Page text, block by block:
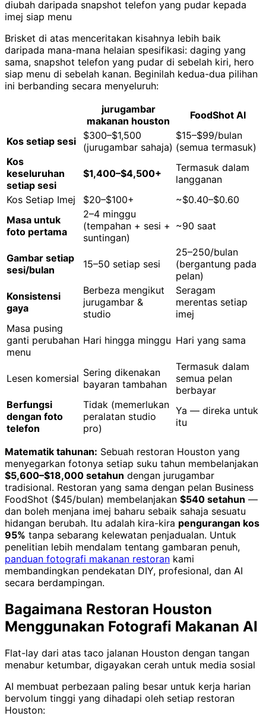
diubah daripada snapshot telefon yang pudar kepada
imej siap menu
Brisket di atas menceritakan kisahnya lebih baik
daripada mana-mana helaian spesifikasi: daging yang
sama, snapshot telefon yang pudar di sebelah kiri, hero
siap menu di sebelah kanan. Beginilah kedua-dua pilihan
ini berbanding secara menyeluruh:
jurugambar
makanan houston
FoodShot AI
Kos setiap sesi
$300–$1,500
(jurugambar sahaja)
$15–$99/bulan
(semua termasuk)
Kos
keseluruhan
setiap sesi
$1,400–$4,500+
Termasuk dalam
langganan
Kos Setiap Imej
$20–$100+
~$0.40–$0.60
Masa untuk
foto pertama
2–4 minggu
(tempahan + sesi +
suntingan)
~90 saat
Gambar setiap
sesi/bulan
15–50 setiap sesi
25–250/bulan
(bergantung pada
pelan)
Konsistensi
gaya
Berbeza mengikut
jurugambar &
studio
Seragam
merentas setiap
imej
Masa pusing
ganti perubahan
menu
Hari hingga minggu Hari yang sama
Lesen komersial Sering dikenakan
bayaran tambahan
Termasuk dalam
semua pelan
berbayar
Berfungsi
dengan foto
telefon
Tidak (memerlukan
peralatan studio
pro)
Ya — direka untuk
itu
Matematik tahunan: Sebuah restoran Houston yang
menyegarkan fotonya setiap suku tahun membelanjakan
$5,600–$18,000 setahun dengan jurugambar
tradisional. Restoran yang sama dengan pelan Business
FoodShot ($45/bulan) membelanjakan $540 setahun —
dan boleh menjana imej baharu sebaik sahaja sesuatu
hidangan berubah. Itu adalah kira-kira pengurangan kos
95% tanpa sebarang kelewatan penjadualan. Untuk
penelitian lebih mendalam tentang gambaran penuh,
panduan fotografi makanan restoran kami
membandingkan pendekatan DIY, profesional, dan AI
secara berdampingan.
Bagaimana Restoran Houston
Menggunakan Fotografi Makanan AI
Flat-lay dari atas taco jalanan Houston dengan tangan
menabur ketumbar, digayakan cerah untuk media sosial
AI membuat perbezaan paling besar untuk kerja harian
bervolum tinggi yang dihadapi oleh setiap restoran
Houston: